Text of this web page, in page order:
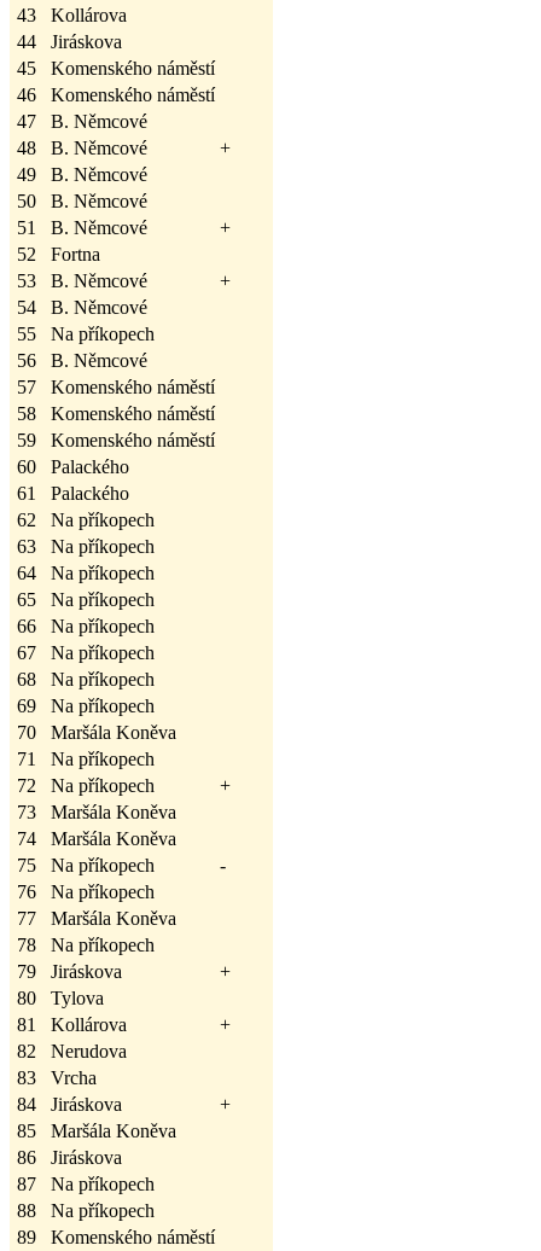
43
Kollárova
44
Jiráskova
45
Komenského náměstí
46
Komenského náměstí
47
B. Němcové
48
B. Němcové
+
49
B. Němcové
50
B. Němcové
51
B. Němcové
+
52
Fortna
53
B. Němcové
+
54
B. Němcové
55
Na příkopech
56
B. Němcové
57
Komenského náměstí
58
Komenského náměstí
59
Komenského náměstí
60
Palackého
61
Palackého
62
Na příkopech
63
Na příkopech
64
Na příkopech
65
Na příkopech
66
Na příkopech
67
Na příkopech
68
Na příkopech
69
Na příkopech
70
Maršála Koněva
71
Na příkopech
72
Na příkopech
+
73
Maršála Koněva
74
Maršála Koněva
75
Na příkopech
-
76
Na příkopech
77
Maršála Koněva
78
Na příkopech
79
Jiráskova
+
80
Tylova
81
Kollárova
+
82
Nerudova
83
Vrcha
84
Jiráskova
+
85
Maršála Koněva
86
Jiráskova
87
Na příkopech
88
Na příkopech
89
Komenského náměstí